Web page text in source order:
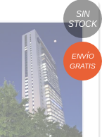
SIN
STOCK
ENVÍO
GRATIS